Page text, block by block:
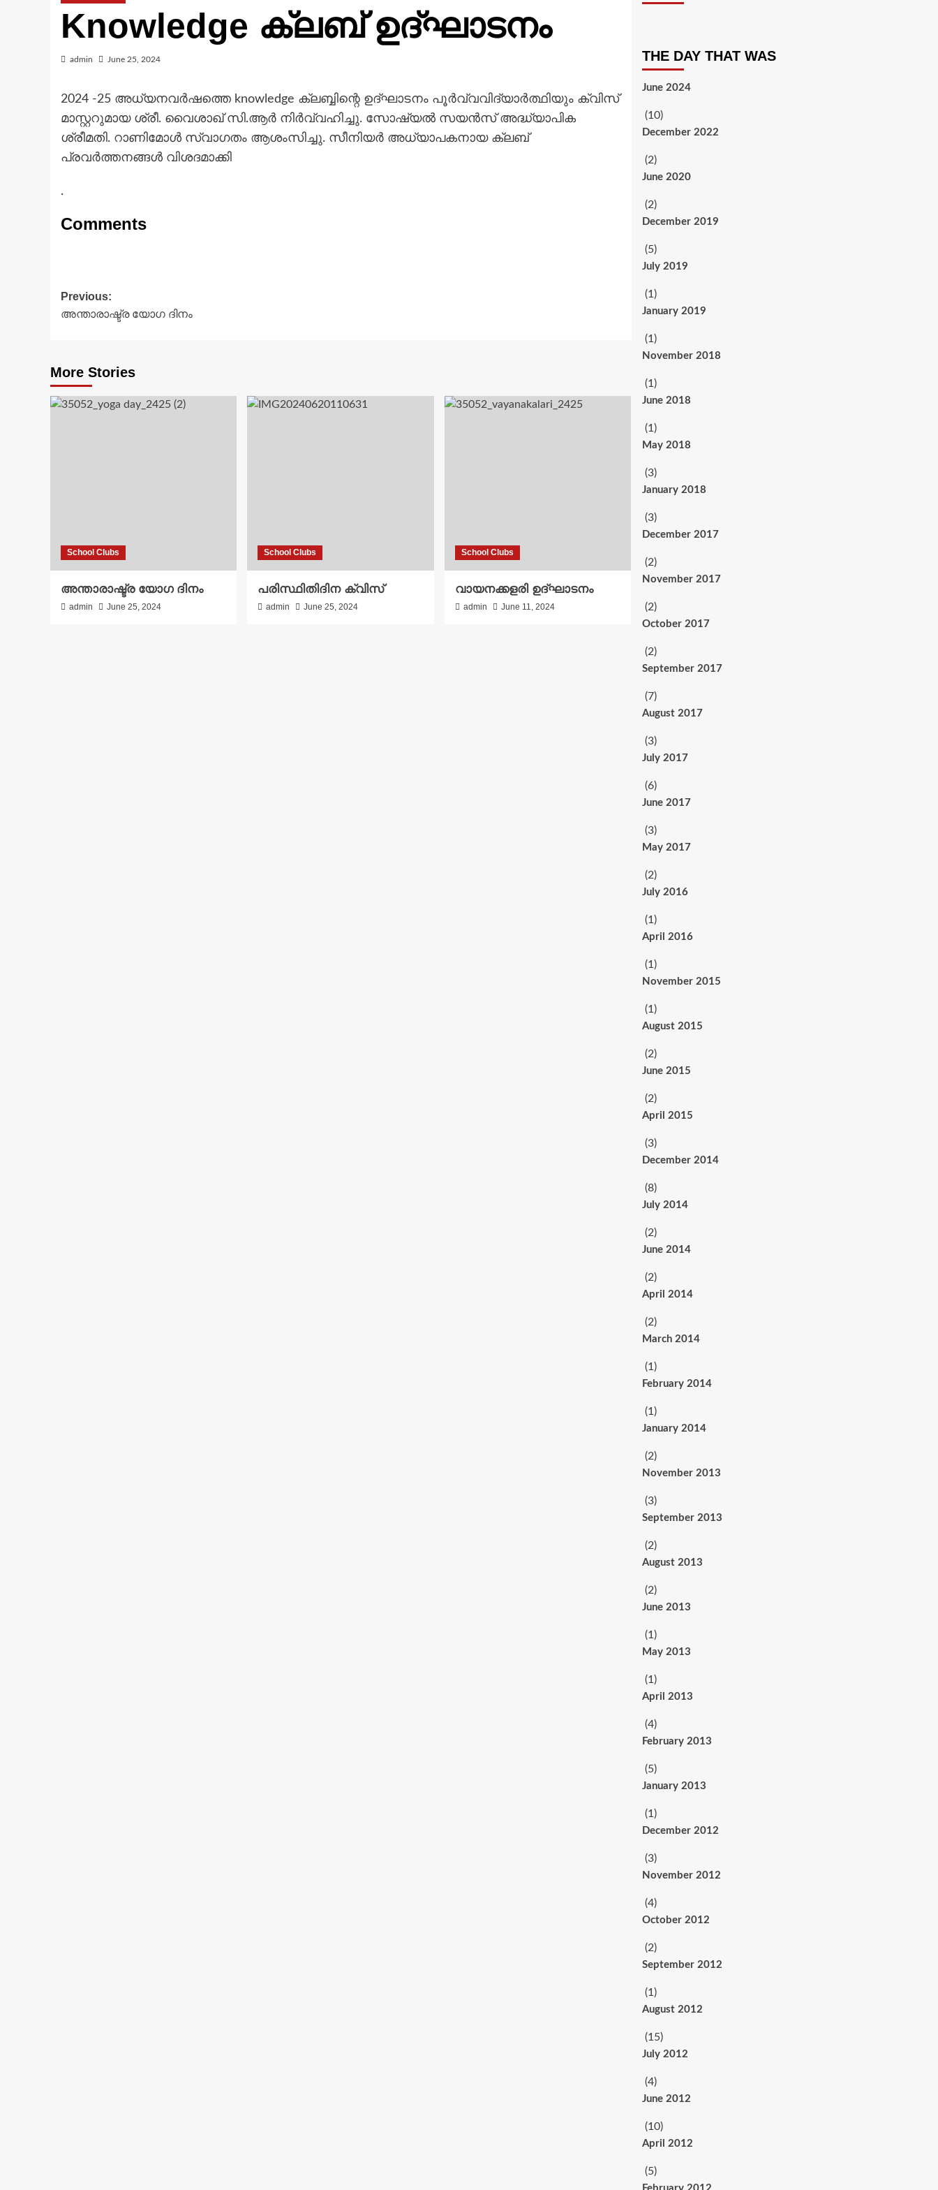
Knowledge ക്ലബ് ഉദ്‌ഘാടനം
admin June 25, 2024
2024 -25 അധ്യനവർഷത്തെ knowledge ക്ലബ്ബിന്റെ ഉദ്‌ഘാടനം പൂർവ്വവിദ്യാർത്ഥിയും ക്വിസ്
മാസ്റ്ററുമായ ശ്രീ. വൈശാഖ് സി.ആർ നിർവ്വഹിച്ചു. സോഷ്യൽ സയൻസ് അദ്ധ്യാപിക
ശ്രീമതി. റാണിമോൾ സ്വാഗതം ആശംസിച്ചു. സീനിയർ അധ്യാപകനായ ക്ലബ്
പ്രവർത്തനങ്ങൾ വിശദമാക്കി
.
Comments
Post
navigation
Previous:
അന്താരാഷ്ട്ര യോഗ ദിനം
More Stories
School Clubs
അന്താരാഷ്ട്ര യോഗ ദിനം
admin June 25, 2024
School Clubs
പരിസ്ഥിതിദിന ക്വിസ്
admin June 25, 2024
School Clubs
വായനക്കളരി ഉദ്‌ഘാടനം
admin June 11, 2024
THE DAY THAT WAS
June 2024
(10)
December 2022
(2)
June 2020
(2)
December 2019
(5)
July 2019
(1)
January 2019
(1)
November 2018
(1)
June 2018
(1)
May 2018
(3)
January 2018
(3)
December 2017
(2)
November 2017
(2)
October 2017
(2)
September 2017
(7)
August 2017
(3)
July 2017
(6)
June 2017
(3)
May 2017
(2)
July 2016
(1)
April 2016
(1)
November 2015
(1)
August 2015
(2)
June 2015
(2)
April 2015
(3)
December 2014
(8)
July 2014
(2)
June 2014
(2)
April 2014
(2)
March 2014
(1)
February 2014
(1)
January 2014
(2)
November 2013
(3)
September 2013
(2)
August 2013
(2)
June 2013
(1)
May 2013
(1)
April 2013
(4)
February 2013
(5)
January 2013
(1)
December 2012
(3)
November 2012
(4)
October 2012
(2)
September 2012
(1)
August 2012
(15)
July 2012
(4)
June 2012
(10)
April 2012
(5)